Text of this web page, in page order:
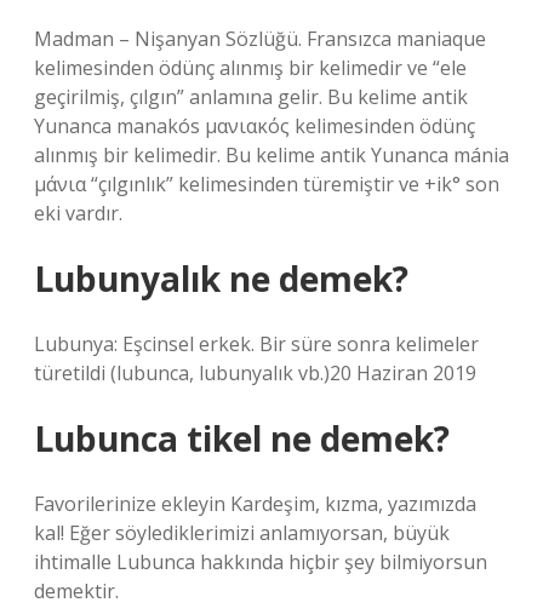
Madman – Nişanyan Sözlüğü. Fransızca maniaque
kelimesinden ödünç alınmış bir kelimedir ve “ele
geçirilmiş, çılgın” anlamına gelir. Bu kelime antik
Yunanca manakós μανιακός kelimesinden ödünç
alınmış bir kelimedir. Bu kelime antik Yunanca mánia
μάνια “çılgınlık” kelimesinden türemiştir ve +ik° son
eki vardır.
Lubunyalık ne demek?
Lubunya: Eşcinsel erkek. Bir süre sonra kelimeler
türetildi (lubunca, lubunyalık vb.)20 Haziran 2019
Lubunca tikel ne demek?
Favorilerinize ekleyin Kardeşim, kızma, yazımızda
kal! Eğer söylediklerimizi anlamıyorsan, büyük
ihtimalle Lubunca hakkında hiçbir şey bilmiyorsun
demektir.